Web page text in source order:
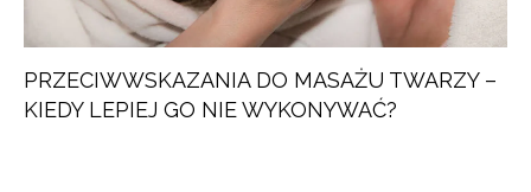
PRZECIWWSKAZANIA DO MASAŻU TWARZY –
KIEDY LEPIEJ GO NIE WYKONYWAĆ?